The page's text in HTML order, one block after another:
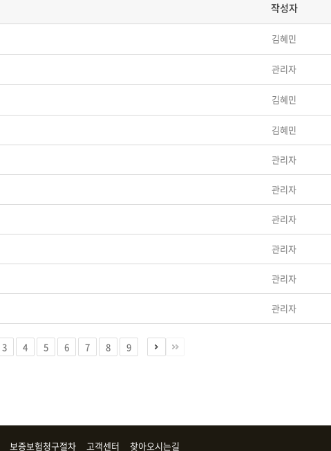
작성자
김혜민
관리자
김혜민
김혜민
관리자
관리자
관리자
관리자
관리자
관리자
3 4 5 6 7 8 9
보증보험청구절차 고객센터 찾아오시는길